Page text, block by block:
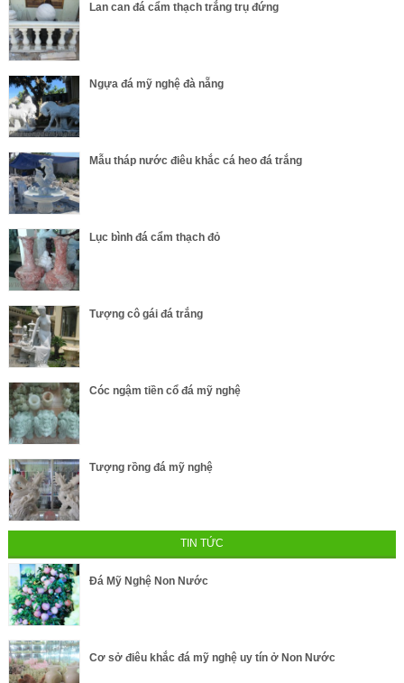
Lan can đá cẩm thạch trắng trụ đứng
Ngựa đá mỹ nghệ đà nẵng
Mẫu tháp nước điêu khắc cá heo đá trắng
Lục bình đá cẩm thạch đỏ
Tượng cô gái đá trắng
Cóc ngậm tiền cổ đá mỹ nghệ
Tượng rồng đá mỹ nghệ
TIN TỨC
Đá Mỹ Nghệ Non Nước
Cơ sở điêu khắc đá mỹ nghệ uy tín ở Non Nước